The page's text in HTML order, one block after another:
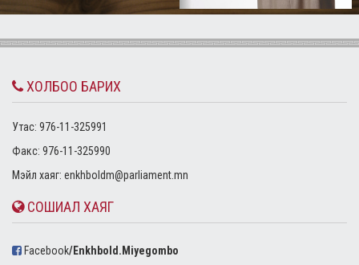
ХОЛБОО БАРИХ
Утас: 976-11-325991
Факс: 976-11-325990
Mэйл хаяг: enkhboldm@parliament.mn
СОШИАЛ ХАЯГ
Facebook/Enkhbold.Miyegombo